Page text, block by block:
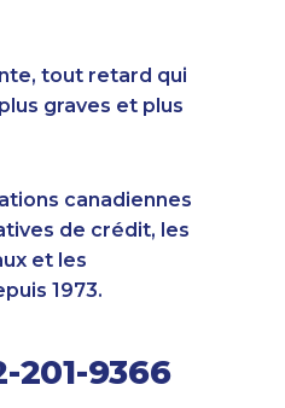
tout retard qui
graves et plus
canadiennes
de crédit, les
et les
1973.
9366